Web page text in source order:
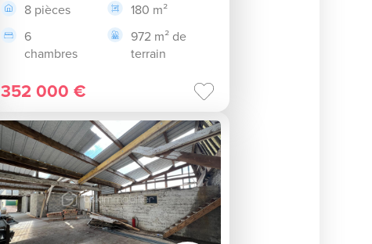
8 pièces
180 m²
6
chambres
972 m² de
terrain
352 000 €